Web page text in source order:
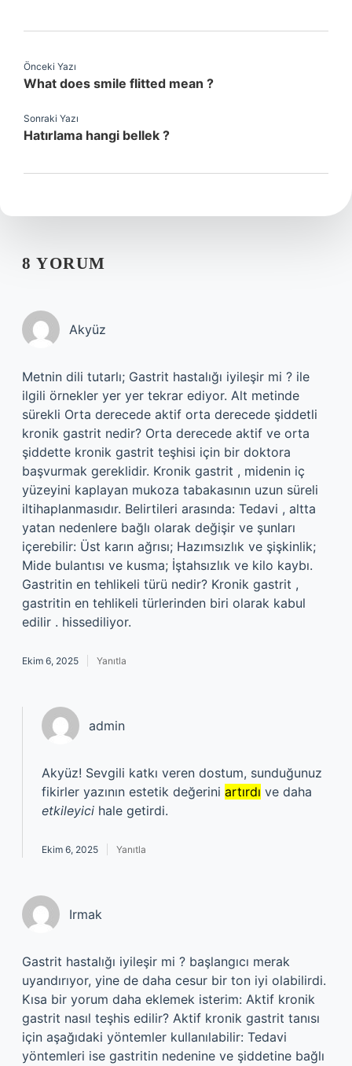
Önceki Yazı
What does smile flitted mean ?
Sonraki Yazı
Hatırlama hangi bellek ?
8 YORUM
Akyüz
Metnin dili tutarlı; Gastrit hastalığı iyileşir mi ? ile
ilgili örnekler yer yer tekrar ediyor. Alt metinde
sürekli Orta derecede aktif orta derecede şiddetli
kronik gastrit nedir? Orta derecede aktif ve orta
şiddette kronik gastrit teşhisi için bir doktora
başvurmak gereklidir. Kronik gastrit , midenin iç
yüzeyini kaplayan mukoza tabakasının uzun süreli
iltihaplanmasıdır. Belirtileri arasında: Tedavi , altta
yatan nedenlere bağlı olarak değişir ve şunları
içerebilir: Üst karın ağrısı; Hazımsızlık ve şişkinlik;
Mide bulantısı ve kusma; İştahsızlık ve kilo kaybı.
Gastritin en tehlikeli türü nedir? Kronik gastrit ,
gastritin en tehlikeli türlerinden biri olarak kabul
edilir . hissediliyor.
Ekim 6, 2025 Yanıtla
admin
Akyüz! Sevgili katkı veren dostum, sunduğunuz
fikirler yazının estetik değerini artırdı ve daha
etkileyici hale getirdi.
Ekim 6, 2025 Yanıtla
Irmak
Gastrit hastalığı iyileşir mi ? başlangıcı merak
uyandırıyor, yine de daha cesur bir ton iyi olabilirdi.
Kısa bir yorum daha eklemek isterim: Aktif kronik
gastrit nasıl teşhis edilir? Aktif kronik gastrit tanısı
için aşağıdaki yöntemler kullanılabilir: Tedavi
yöntemleri ise gastritin nedenine ve şiddetine bağlı